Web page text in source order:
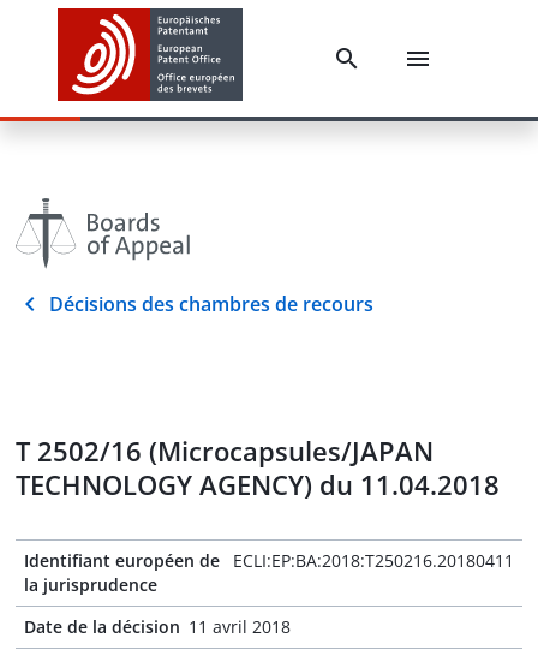
Décisions des chambres de recours
T 2502/16 (Microcapsules/JAPAN
TECHNOLOGY AGENCY) du 11.04.2018
Identifiant européen de
la jurisprudence
ECLI:EP:BA:2018:T250216.20180411
Date de la décision 11 avril 2018